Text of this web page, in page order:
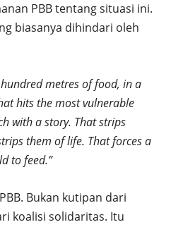
PBB tentang situasi ini.
biasanya dihindari oleh
metres of food, in a
hits the most vulnerable
with a story. That strips
them of life. That forces a
to feed.”
Bukan kutipan dari
koalisi solidaritas. Itu